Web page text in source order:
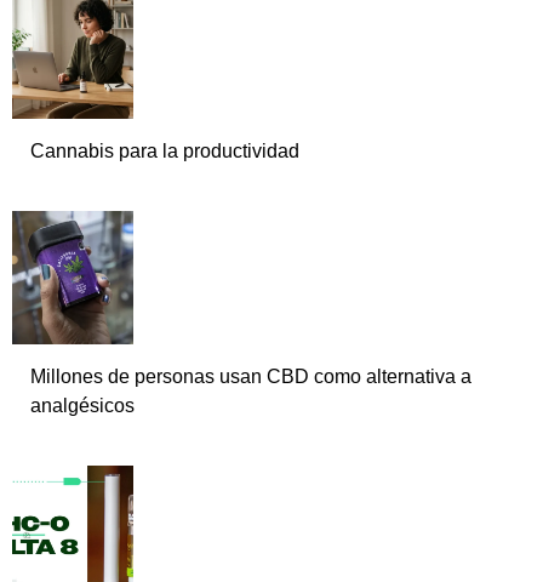
Cannabis para la productividad
Millones de personas usan CBD como alternativa a
analgésicos